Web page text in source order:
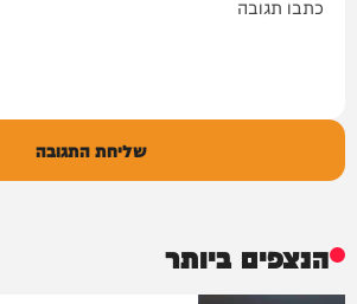
שליחת התגובה
הנצפים ביותר